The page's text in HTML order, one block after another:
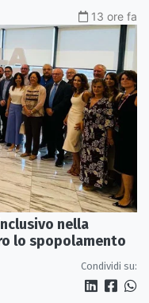
13 ore fa
nella
lo spopolamento
Condividi su: